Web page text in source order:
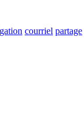
courriel partage